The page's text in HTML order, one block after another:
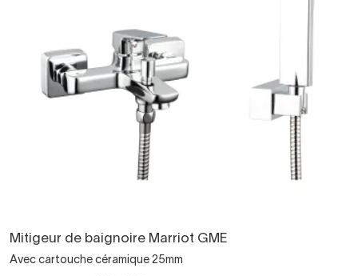
Mitigeur de baignoire Marriot GME
Avec cartouche céramique 25mm